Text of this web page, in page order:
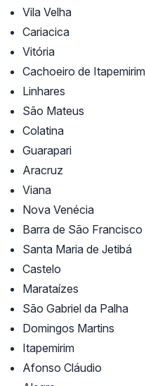
Vila Velha
Cariacica
Vitória
Cachoeiro de Itapemirim
Linhares
São Mateus
Colatina
Guarapari
Aracruz
Viana
Nova Venécia
Barra de São Francisco
Santa Maria de Jetibá
Castelo
Marataízes
São Gabriel da Palha
Domingos Martins
Itapemirim
Afonso Cláudio